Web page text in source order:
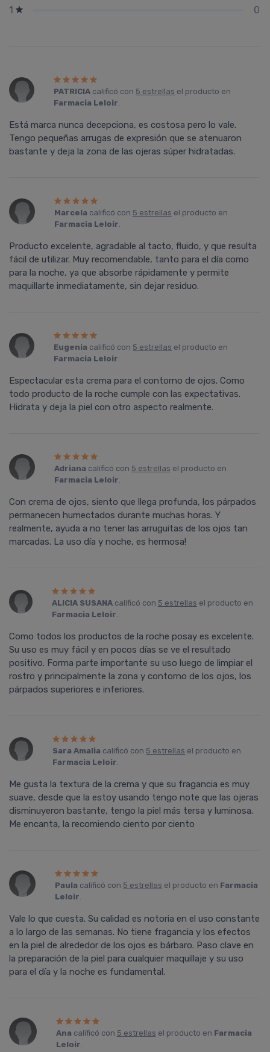
1
0
PATRICIA calificó con 5 estrellas el producto en
Farmacia Leloir.
Está marca nunca decepciona, es costosa pero lo vale.
Tengo pequeñas arrugas de expresión que se atenuaron
bastante y deja la zona de las ojeras súper hidratadas.
Marcela calificó con 5 estrellas el producto en
Farmacia Leloir.
Producto excelente, agradable al tacto, fluido, y que resulta
fácil de utilizar. Muy recomendable, tanto para el día como
para la noche, ya que absorbe rápidamente y permite
maquillarte inmediatamente, sin dejar residuo.
Eugenia calificó con 5 estrellas el producto en
Farmacia Leloir.
Espectacular esta crema para el contorno de ojos. Como
todo producto de la roche cumple con las expectativas.
Hidrata y deja la piel con otro aspecto realmente.
Adriana calificó con 5 estrellas el producto en
Farmacia Leloir.
Con crema de ojos, siento que llega profunda, los párpados
permanecen humectados durante muchas horas. Y
realmente, ayuda a no tener las arruguitas de los ojos tan
marcadas. La uso día y noche, es hermosa!
ALICIA SUSANAcalificó con 5 estrellas el producto en
Farmacia Leloir.
Como todos los productos de la roche posay es excelente.
Su uso es muy fácil y en pocos días se ve el resultado
positivo. Forma parte importante su uso luego de limpiar el
rostro y principalmente la zona y contorno de los ojos, los
párpados superiores e inferiores.
Sara Amalia calificó con 5 estrellas el producto en
Farmacia Leloir.
Me gusta la textura de la crema y que su fragancia es muy
suave, desde que la estoy usando tengo note que las ojeras
disminuyeron bastante, tengo la piel más tersa y luminosa.
Me encanta, la recomiendo ciento por ciento
Paula calificó con 5 estrellas el producto en Farmacia
Leloir.
Vale lo que cuesta. Su calidad es notoria en el uso constante
a lo largo de las semanas. No tiene fragancia y los efectos
en la piel de alrededor de los ojos es bárbaro. Paso clave en
la preparación de la piel para cualquier maquillaje y su uso
para el día y la noche es fundamental.
Ana calificó con 5 estrellas el producto en Farmacia
Leloir.